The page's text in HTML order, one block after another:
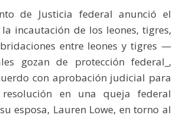
de Justicia federal anunció el
incautación de los leones, tigres,
entre leones y tigres —
gozan de protección federal_,
con aprobación judicial para
en una queja federal
esposa, Lauren Lowe, en torno al